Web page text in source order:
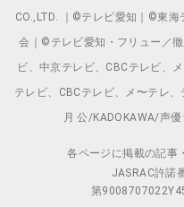
CO.,LTD. ｜©テレビ愛知｜©東
会｜©テレビ愛知・フリュー／
ビ、中京テレビ、CBCテレビ、
テレビ、CBCテレビ、メ〜テレ
月 公/KADOKAWA/声
各ページに掲載の記事
JASRAC許諾
第